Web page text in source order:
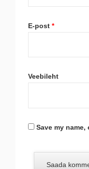
E-post *
Veebileht
Save my